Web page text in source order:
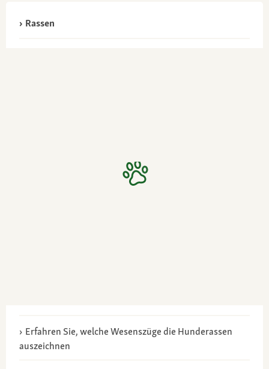
Rassen
Erfahren Sie, welche Wesenszüge die Hunderassen
auszeichnen